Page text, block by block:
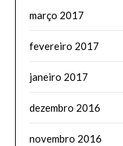
março 2017
fevereiro 2017
janeiro 2017
dezembro 2016
novembro 2016